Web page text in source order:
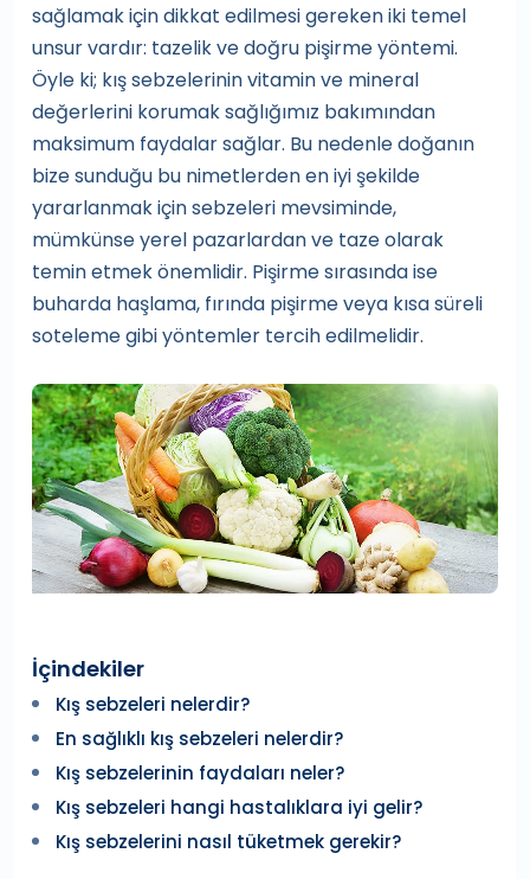
sağlamak için dikkat edilmesi gereken iki temel
unsur vardır: tazelik ve doğru pişirme yöntemi.
Öyle ki; kış sebzelerinin vitamin ve mineral
değerlerini korumak sağlığımız bakımından
maksimum faydalar sağlar. Bu nedenle doğanın
bize sunduğu bu nimetlerden en iyi şekilde
yararlanmak için sebzeleri mevsiminde,
mümkünse yerel pazarlardan ve taze olarak
temin etmek önemlidir. Pişirme sırasında ise
buharda haşlama, fırında pişirme veya kısa süreli
soteleme gibi yöntemler tercih edilmelidir.
İçindekiler
Kış sebzeleri nelerdir?
En sağlıklı kış sebzeleri nelerdir?
Kış sebzelerinin faydaları neler?
Kış sebzeleri hangi hastalıklara iyi gelir?
Kış sebzelerini nasıl tüketmek gerekir?